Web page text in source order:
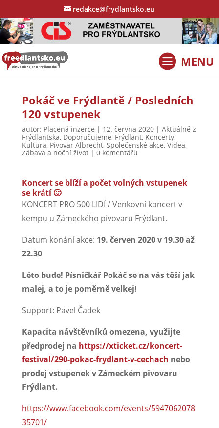
redakce@frydlantsko.eu
Pokáč ve Frýdlantě / Posledních
120 vstupenek
autor: Placená inzerce | 12. června 2020| Aktuálně z
Frýdlantska, Doporučujeme, Frýdlant, Koncerty,
Kultura, Pivovar Albrecht, Společenské akce, Videa,
Zábava a noční život| 0 komentářů
Koncert se blíží a počet volných vstupenek
se krátí 🙂
KONCERT PRO 500 LIDÍ / Venkovní koncert v
kempu u Zámeckého pivovaru Frýdlant.
Datum konání akce: 19. červen 2020 v 19.30 až
22.30
Léto bude! Písničkář Pokáč se na vás těší jak
malej, a to je poměrně velkej!
Support: Pavel Čadek
Kapacita návštěvníků omezena, využijte
předprodej na https://xticket.cz/koncert-
festival/290-pokac-frydlant-v-cechach nebo
prodej vstupenek v Zámeckém pivovaru
Frýdlant.
https://www.facebook.com/events/5947062078
35701/